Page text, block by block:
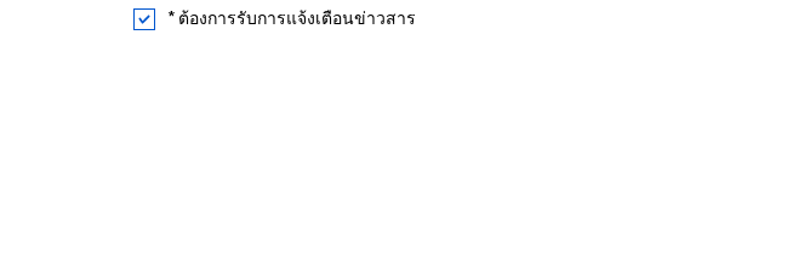
* ต้องการรับการแจ้งเตือนข่าวสาร